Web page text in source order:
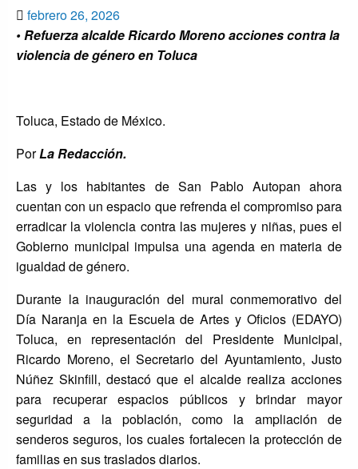
Publicado
el
febrero 26, 2026
• Refuerza alcalde Ricardo Moreno acciones contra la
violencia de género en Toluca
Toluca, Estado de México.
PorLa Redacción.
Las y los habitantes de San Pablo Autopan ahora
cuentan con un espacio que refrenda el compromiso para
erradicar la violencia contra las mujeres y niñas, pues el
Gobierno municipal impulsa una agenda en materia de
igualdad de género.
Durante la inauguración del mural conmemorativo del
Día Naranja en la Escuela de Artes y Oficios (EDAYO)
Toluca, en representación del Presidente Municipal,
Ricardo Moreno, el Secretario del Ayuntamiento, Justo
Núñez Skinfill, destacó que el alcalde realiza acciones
para recuperar espacios públicos y brindar mayor
seguridad a la población, como la ampliación de
senderos seguros, los cuales fortalecen la protección de
familias en sus traslados diarios.